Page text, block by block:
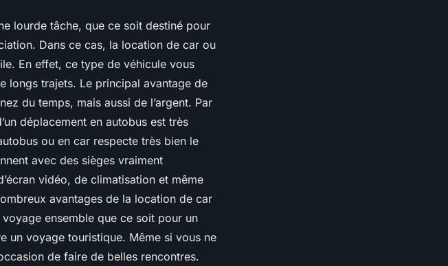
lourde tâche, que ce soit destiné pour
Dans ce cas, la location de car ou
En effet, ce type de véhicule vous
longs trajets. Le principal avantage de
du temps, mais aussi de l’argent. Par
déplacement en autobus est très
ou en car respecte très bien le
avec des sièges vraiment
vidéo, de climatisation et même
avantages de la location de car
ensemble que ce soit pour un
un voyage touristique. Même si vous ne
de faire de belles rencontres.